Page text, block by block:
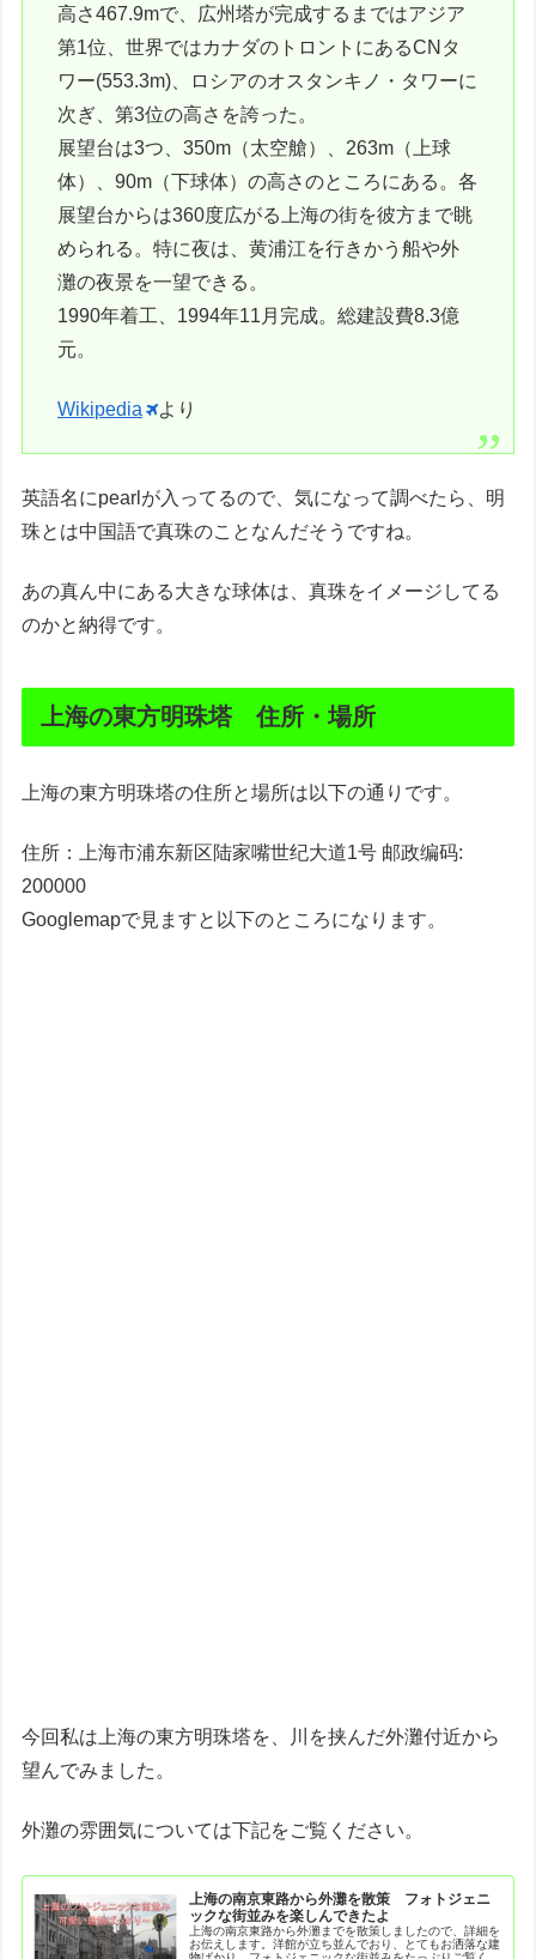
高さ467.9mで、広州塔が完成するまではアジア
第1位、世界ではカナダのトロントにあるCNタ
ワー(553.3m)、ロシアのオスタンキノ・タワーに
次ぎ、第3位の高さを誇った。
展望台は3つ、350m（太空艙）、263m（上球
体）、90m（下球体）の高さのところにある。各
展望台からは360度広がる上海の街を彼方まで眺
められる。特に夜は、黄浦江を行きかう船や外
灘の夜景を一望できる。
1990年着工、1994年11月完成。総建設費8.3億
元。
Wikipedia より
英語名にpearlが入ってるので、気になって調べたら、明
珠とは中国語で真珠のことなんだそうですね。
あの真ん中にある大きな球体は、真珠をイメージしてる
のかと納得です。
上海の東方明珠塔 住所・場所
上海の東方明珠塔の住所と場所は以下の通りです。
住所：上海市浦东新区陆家嘴世纪大道1号 邮政编码:
200000
Googlemapで見ますと以下のところになります。
今回私は上海の東方明珠塔を、川を挟んだ外灘付近から
望んでみました。
外灘の雰囲気については下記をご覧ください。
上海の南京東路から外灘を散策 フォトジェニ
ックな街並みを楽しんできたよ
上海の南京東路から外灘までを散策しましたので、詳細を
お伝えします。洋館が立ち並んでおり、とてもお洒落な建